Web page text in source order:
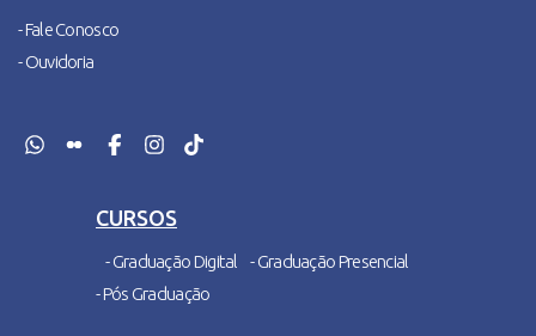
- Fale Conosco
- Ouvidoria
CURSOS
- Graduação Digital
- Graduação Presencial
- Pós Graduação